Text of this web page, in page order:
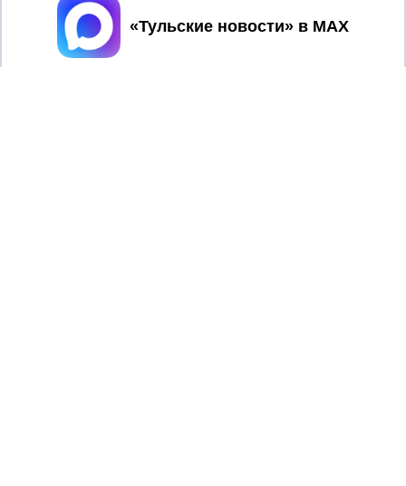
Принять